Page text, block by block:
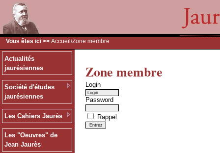
Vous êtes ici >> Accueil /Zone membre
Actualités
jaurésiennes
Société d'études
jaurésiennes
Les Cahiers Jaurès
Les "Oeuvres" de
Jean Jaurès
Zone membre
Login
Password
Rappel